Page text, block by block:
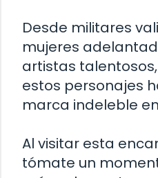
Desde militares
mujeres
artistas
estos personajes
marca indeleble
Al visitar esta
tómate un